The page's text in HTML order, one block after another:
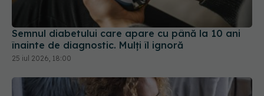
Semnul diabetului care apare cu până la 10 ani
înainte de diagnostic. Mulți îl ignoră
25 iul 2026, 18:00